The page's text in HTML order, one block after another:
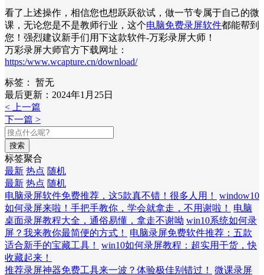
看了上述操作，相信您也想跃跃欲试，做一节专属于自己的微
课，无论您是不是教师行业，这个电脑免费录屏软件都能帮到
您！强烈建议新手们用下这款软件-万彩录屏大师！
万彩录屏大师官方下载网址：
https:/www.wcapture.cn/download/
标签：
暂无
最后更新：2024年1月25日
< 上一篇
下一篇 >
搜索
标签聚合
最新 热点 随机
最新 热点 随机
电脑录屏软件免费推荐，这5款真不错！很多人用！
window10
如何录屏来啦！手把手教你，学会就拿走，不用谢啦！
电脑
桌面录屏教程大全，通俗易懂，拿走不谢呦 win10系统如何录
屏？我来教你最简便的方式！
电脑录屏免费软件推荐：五款
适合新手的宝藏工具！
win10如何录屏教程：超实用干货，快
收藏起来！
推荐录屏神器免费工具来一波？体验极佳别错过！
微课录屏